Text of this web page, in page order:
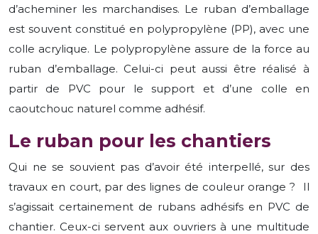
d’acheminer les marchandises. Le ruban d’emballage
est souvent constitué en polypropylène (PP), avec une
colle acrylique. Le polypropylène assure de la force au
ruban d’emballage. Celui-ci peut aussi être réalisé à
partir de PVC pour le support et d’une colle en
caoutchouc naturel comme adhésif.
Le ruban pour les chantiers
Qui ne se souvient pas d’avoir été interpellé, sur des
travaux en court, par des lignes de couleur orange ? Il
s’agissait certainement de rubans adhésifs en PVC de
chantier. Ceux-ci servent aux ouvriers à une multitude